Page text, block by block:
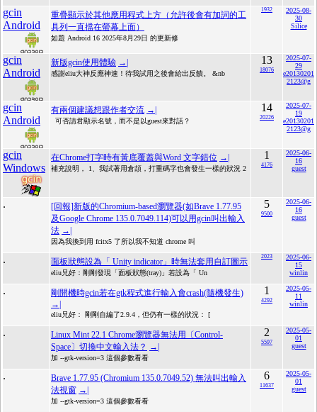
gcin
Android
重疊顯示於其他應用程式上方（允許後會有加詞的工
具列一直擋在螢幕上面）
如題 Android 16 2025年8月29日 的更新修
1932
2025-08-
30
Silice
gcin
Android
新版gcin使用體驗 →|
感謝eliu大神反應神速！待我試用之後會給出反饋。 &nb
13
18076
2025-07-
29
e20130201
2123@g
gcin
Android
有兩個建議想跟作者交流 →|
可否請君顯示名號，而不是以guest來對話？
14
20226
2025-07-
19
e20130201
2123@g
gcin
Windows
在Chrome打字時有黃底覆蓋與Word 文字錯位 →|
補充說明， 1、我試著用倉頡，打重碼字也會發生一樣的狀況 2
1
4176
2025-06-
16
guest
.
[回報]新版的Chromium-based瀏覽器(如Brave 1.77.95
及Google Chrome 135.0.7049.114)可以用gcin叫出輸入
法 →|
因為我換到用 fcitx5 了所以我不知道 chrome 叫
5
9500
2025-06-
16
guest
. 面板狀態設為「 Unity indicator」時無法套用自訂圖示
eliu兄好：剛剛發現「面板狀態(tray)」若設為「 Un
2023
2025-06-
15
winlin
.
剛開機時gcin若在gtk程式進行輸入會crash(隨機發生)
→|
eliu兄好： 剛剛自編了2.9.4，但仍有一樣的狀況： [
1
4292
2025-05-
11
winlin
.
Linux Mint 22.1 Chrome瀏覽器無法用〔Control-
Space〕切換中文輸入法？ →|
加 --gtk-version=3 這個參數看看
2
5597
2025-05-
01
guest
.
Brave 1.77.95 (Chromium 135.0.7049.52) 無法叫出輸入
法視窗 →|
加 --gtk-version=3 這個參數看看
6
11637
2025-05-
01
guest